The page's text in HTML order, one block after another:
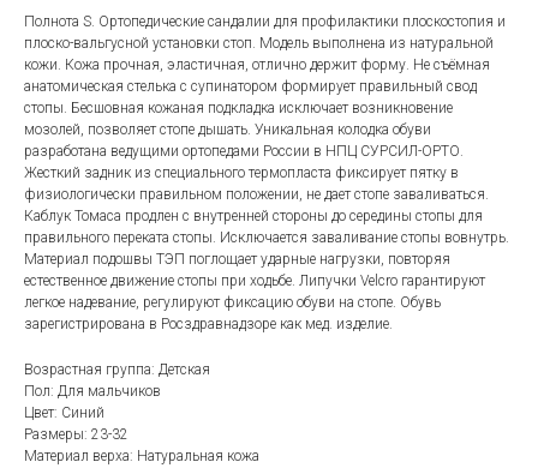
Полнота S. Ортопедические сандалии для профилактики плоскостопия и
плоско-вальгусной установки стоп. Модель выполнена из натуральной
кожи. Кожа прочная, эластичная, отлично держит форму. Не съёмная
анатомическая стелька с супинатором формирует правильный свод
стопы. Бесшовная кожаная подкладка исключает возникновение
мозолей, позволяет стопе дышать. Уникальная колодка обуви
разработана ведущими ортопедами России в НПЦ СУРСИЛ-ОРТО.
Жесткий задник из специального термопласта фиксирует пятку в
физиологически правильном положении, не дает стопе заваливаться.
Каблук Томаса продлен с внутренней стороны до середины стопы для
правильного переката стопы. Исключается заваливание стопы вовнутрь.
Материал подошвы ТЭП поглощает ударные нагрузки, повторяя
естественное движение стопы при ходьбе. Липучки Velcro гарантируют
легкое надевание, регулируют фиксацию обуви на стопе. Обувь
зарегистрирована в Росздравнадзоре как мед. изделие.
Возрастная группа: Детская
Пол: Для мальчиков
Цвет: Синий
Размеры: 23-32
Материал верха: Натуральная кожа